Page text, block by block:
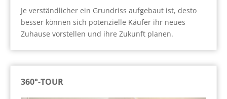
Je verständlicher ein Grundriss aufgebaut ist, desto
besser können sich potenzielle Käufer ihr neues
Zuhause vorstellen und ihre Zukunft planen.
360°-TOUR